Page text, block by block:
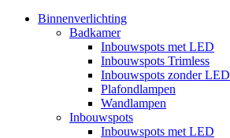
Binnenverlichting
Badkamer
Inbouwspots met LED
Inbouwspots Trimless
Inbouwspots zonder LED
Plafondlampen
Wandlampen
Inbouwspots
Inbouwspots met LED